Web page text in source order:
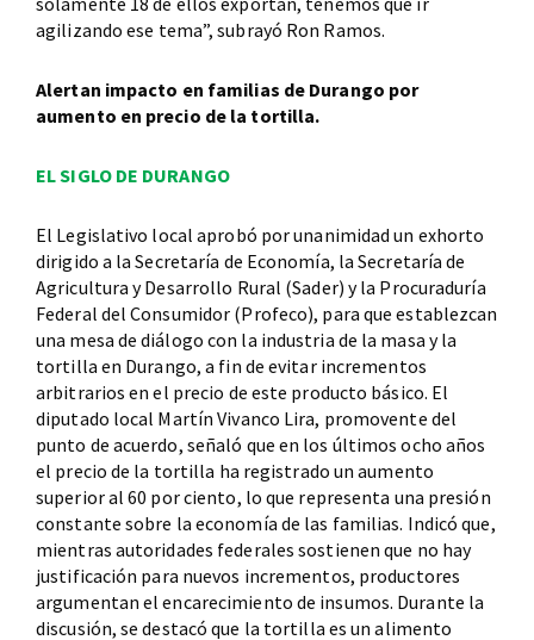
agilizando ese tema”, subrayó Ron Ramos.
Alertan impacto en familias de Durango por
aumento en precio de la tortilla.
EL SIGLO DE DURANGO
El Legislativo local aprobó por unanimidad un exhorto
dirigido a la Secretaría de Economía, la Secretaría de
Agricultura y Desarrollo Rural (Sader) y la Procuraduría
Federal del Consumidor (Profeco), para que establezcan
una mesa de diálogo con la industria de la masa y la
tortilla en Durango, a fin de evitar incrementos
arbitrarios en el precio de este producto básico. El
diputado local Martín Vivanco Lira, promovente del
punto de acuerdo, señaló que en los últimos ocho años
el precio de la tortilla ha registrado un aumento
superior al 60 por ciento, lo que representa una presión
constante sobre la economía de las familias. Indicó que,
mientras autoridades federales sostienen que no hay
justificación para nuevos incrementos, productores
argumentan el encarecimiento de insumos. Durante la
discusión, se destacó que la tortilla es un alimento